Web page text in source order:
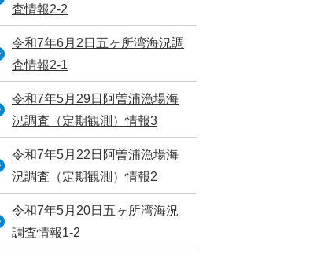
査情報2-2
令和7年6月2日五ヶ所湾海況調
査情報2-1
令和7年5月29日阿曽浦漁場海
況調査（定期観測）情報3
令和7年5月22日阿曽浦漁場海
況調査（定期観測）情報2
令和7年5月20日五ヶ所湾海況
調査情報1-2